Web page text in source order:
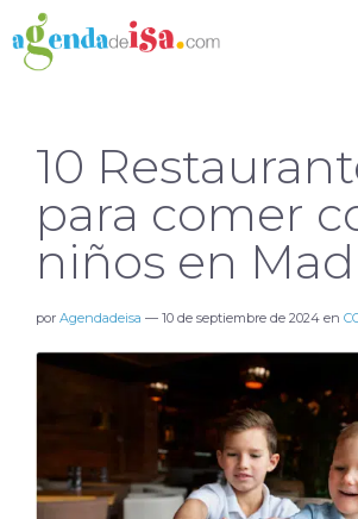
10
para comer
niños en
por Agendadeisa — 10 de septiembre de 2024 en